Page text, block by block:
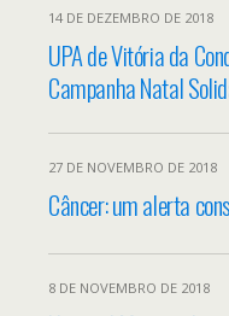
14 DE DEZEMBRO DE 2018
UPA de Vitória da
Campanha Natal
27 DE NOVEMBRO DE 2018
Câncer: um alerta
8 DE NOVEMBRO DE 2018